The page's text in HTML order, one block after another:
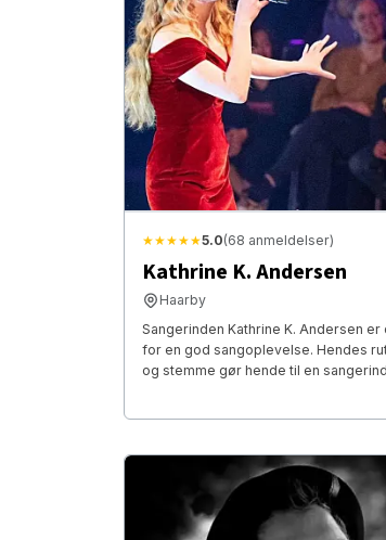
★★★★★5.0(68 anmeldelser)
Kathrine K. Andersen
Haarby
Sangerinden Kathrine K. Andersen
for en god sangoplevelse. Hendes
og stemme gør hende til en